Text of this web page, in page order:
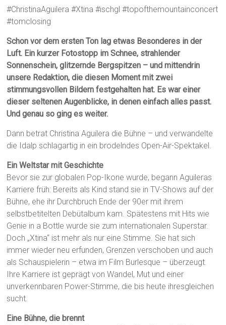
#ChristinaAguilera #Xtina #ischgl #topofthemountainconcert
#tomclosing
Schon vor dem ersten Ton lag etwas Besonderes in der
Luft. Ein kurzer Fotostopp im Schnee, strahlender
Sonnenschein, glitzernde Bergspitzen – und mittendrin
unsere Redaktion, die diesen Moment mit zwei
stimmungsvollen Bildern festgehalten hat. Es war einer
dieser seltenen Augenblicke, in denen einfach alles passt.
Und genau so ging es weiter.
Dann betrat Christina Aguilera die Bühne – und verwandelte
die Idalp schlagartig in ein brodelndes Open-Air-Spektakel.
Ein Weltstar mit Geschichte
Bevor sie zur globalen Pop-Ikone wurde, begann Aguileras
Karriere früh: Bereits als Kind stand sie in TV-Shows auf der
Bühne, ehe ihr Durchbruch Ende der 90er mit ihrem
selbstbetitelten Debütalbum kam. Spätestens mit Hits wie
Genie in a Bottle wurde sie zum internationalen Superstar.
Doch „Xtina“ ist mehr als nur eine Stimme. Sie hat sich
immer wieder neu erfunden, Grenzen verschoben und auch
als Schauspielerin – etwa im Film Burlesque – überzeugt.
Ihre Karriere ist geprägt von Wandel, Mut und einer
unverkennbaren Power-Stimme, die bis heute ihresgleichen
sucht.
Eine Bühne, die brennt